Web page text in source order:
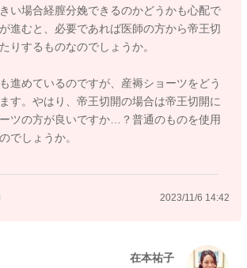
い場合経膣分娩できるのかどうかも心配で
進むと、必要であれば医師の方から帝王切
りするものなのでしょうか。
進めているのですが、産褥ショーツをどう
す。やはり、帝王切開の場合は帝王切開に
ツの方が良いですか…？普通のものを使用
でしょうか。
2023/11/6 14:42
在本祐子